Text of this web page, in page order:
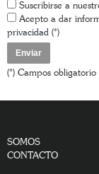
Suscribirse a
Acepto a dar
privacidad (*)
(*) Campos obligatorio
SOMOS
CONTACTO